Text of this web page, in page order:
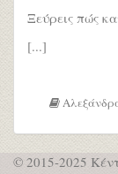
Ξεύρεις πώς
[...]
© 2015-2025